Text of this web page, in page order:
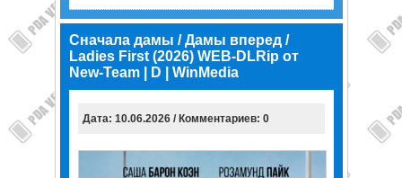
Сначала дамы / Дамы вперед /
Ladies First (2026) WEB-DLRip от
New-Team | D | WinMedia
Дата: 10.06.2026 / Комментариев: 0